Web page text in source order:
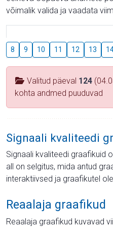
võimalik valida ja vaadata
8 9 10 11 12 13
Valitud päeval 124
kohta andmed puuduvad
Signaali kvaliteedi
Signaali kvaliteedi graafikuid
all on selgitus, mida antud
interaktiivsed ja graafikutel
Reaalaja graafikud
Reaalaja graafikud kuvavad